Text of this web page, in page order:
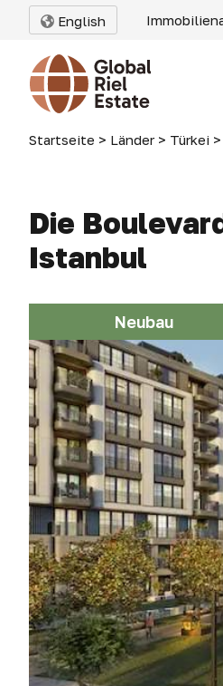
English
Startseite > Länder > Türkei >
Die
Istanbul
Neubau